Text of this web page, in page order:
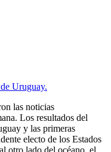
las noticias
Los resultados del
y las primeras
electo de los Estados
otro lado del océano, el